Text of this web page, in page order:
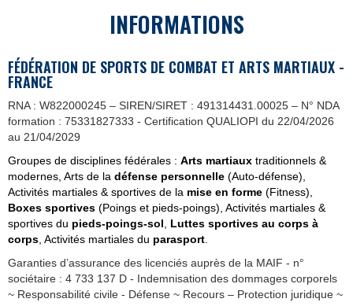
INFORMATIONS
FÉDÉRATION DE SPORTS DE COMBAT ET ARTS MARTIAUX -
FRANCE
RNA : W822000245 – SIREN/SIRET : 491314431.00025 – N° NDA
formation : 75331827333 - Certification QUALIOPI du 22/04/2026
au 21/04/2029
Groupes de disciplines fédérales : Arts martiaux traditionnels &
modernes, Arts de la défense personnelle (Auto-défense),
Activités martiales & sportives de la mise en forme (Fitness),
Boxes sportives (Poings et pieds-poings), Activités martiales &
sportives du pieds-poings-sol
Luttes sportives au corps à
corps , Activités martiales du parasport
Garanties d’assurance des licenciés auprès de la MAIF - n°
sociétaire : 4 733 137 D - Indemnisation des dommages corporels
~ Responsabilité civile - Défense ~ Recours – Protection juridique ~